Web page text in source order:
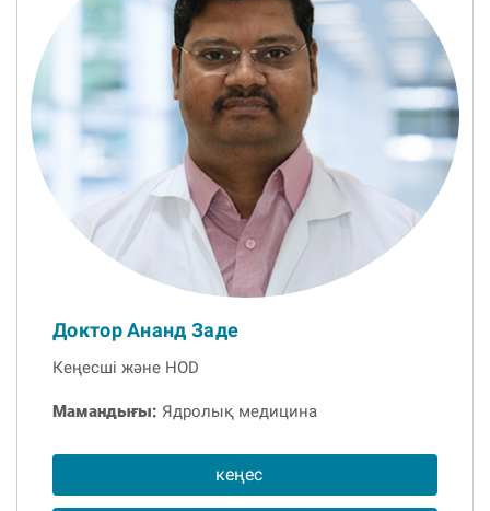
Доктор Ананд Заде
Кеңесші және HOD
Мамандығы: Ядролық медицина
кеңес